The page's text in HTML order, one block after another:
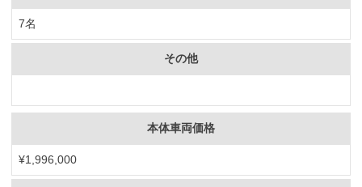
7名
その他
本体車両価格
¥1,996,000